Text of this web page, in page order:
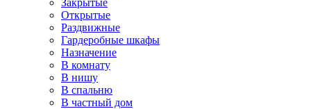
Закрытые
Открытые
Раздвижные
Гардеробные шкафы
Назначение
В комнату
В нишу
В спальню
В частный дом